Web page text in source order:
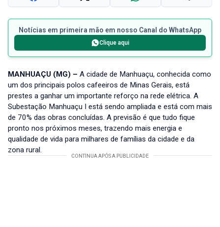
Notícias em primeira mão em nosso Canal do WhatsApp
Clique aqui
MANHUAÇU (MG) – A cidade de Manhuaçu, conhecida como
um dos principais polos cafeeiros de Minas Gerais, está
prestes a ganhar um importante reforço na rede elétrica. A
Subestação Manhuaçu I está sendo ampliada e está com mais
de 70% das obras concluídas. A previsão é que tudo fique
pronto nos próximos meses, trazendo mais energia e
qualidade de vida para milhares de famílias da cidade e da
zona rural.